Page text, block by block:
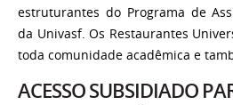
estruturantes do Programa de
da Univasf. Os Restaurantes
toda comunidade acadêmica e
ACESSO SUBSIDIADO